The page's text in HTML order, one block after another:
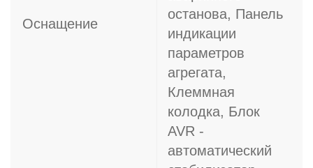
Оснащение
останова, Панель
индикации
параметров
агрегата,
Клеммная
колодка, Блок
AVR -
автоматический